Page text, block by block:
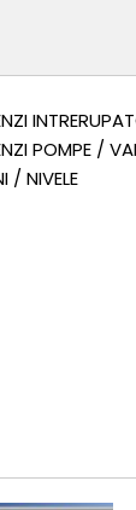
POMPE /
/ NIVELE